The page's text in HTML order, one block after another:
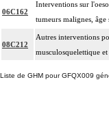
06C162
Interventions sur
tumeurs malignes,
08C212
Autres interventions
musculosquelettique
Liste de GHM pour GFQX009